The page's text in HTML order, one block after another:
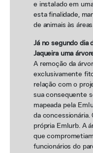
e instalado em
esta finalidade,
de animais às
Já no segundo dia
Jaqueira uma
A remoção da
exclusivamente
relação com o
sua consequente
mapeada pela
da
própria Emlurb. A
que
funcionários do